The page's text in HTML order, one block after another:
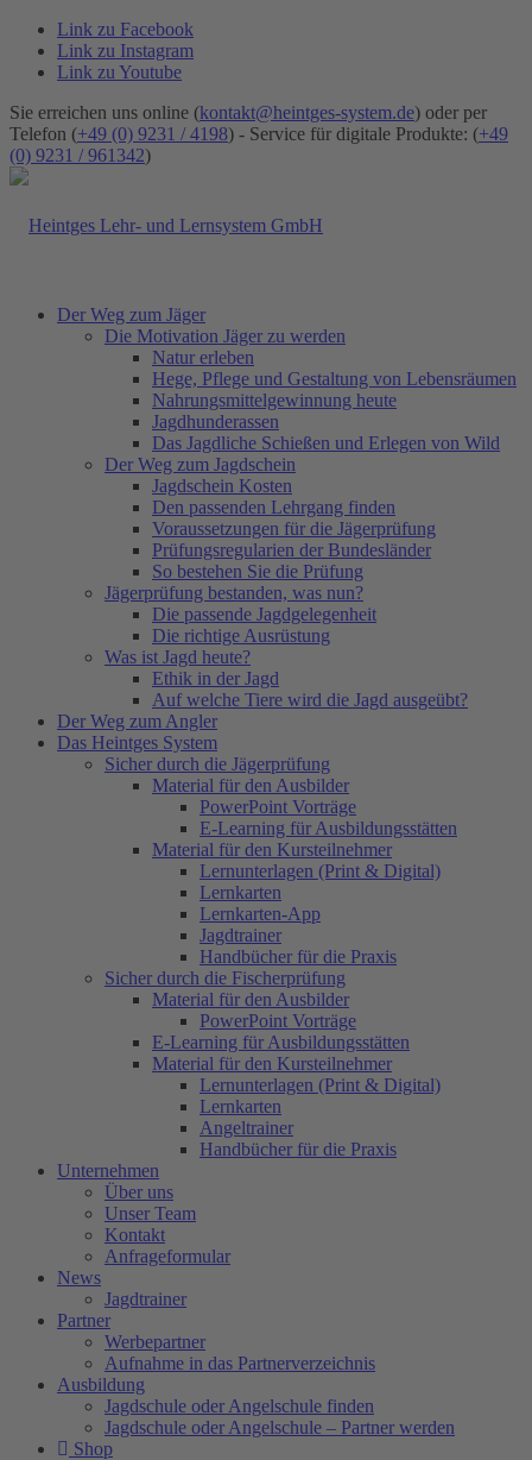
Link zu Facebook
Link zu Instagram
Link zu Youtube
Sie erreichen uns online (kontakt@heintges-system.de) oder per
Telefon (+49 (0) 9231 / 4198) - Service für digitale Produkte: (+49
(0) 9231 / 961342)
Der Weg zum Jäger
Die Motivation Jäger zu werden
Natur erleben
Hege, Pflege und Gestaltung von Lebensräumen
Nahrungsmittelgewinnung heute
Jagdhunderassen
Das Jagdliche Schießen und Erlegen von Wild
Der Weg zum Jagdschein
Jagdschein Kosten
Den passenden Lehrgang finden
Voraussetzungen für die Jägerprüfung
Prüfungsregularien der Bundesländer
So bestehen Sie die Prüfung
Jägerprüfung bestanden, was nun?
Die passende Jagdgelegenheit
Die richtige Ausrüstung
Was ist Jagd heute?
Ethik in der Jagd
Auf welche Tiere wird die Jagd ausgeübt?
Der Weg zum Angler
Das Heintges System
Sicher durch die Jägerprüfung
Material für den Ausbilder
PowerPoint Vorträge
E-Learning für Ausbildungsstätten
Material für den Kursteilnehmer
Lernunterlagen (Print & Digital)
Lernkarten
Lernkarten-App
Jagdtrainer
Handbücher für die Praxis
Sicher durch die Fischerprüfung
Material für den Ausbilder
PowerPoint Vorträge
E-Learning für Ausbildungsstätten
Material für den Kursteilnehmer
Lernunterlagen (Print & Digital)
Lernkarten
Angeltrainer
Handbücher für die Praxis
Unternehmen
Über uns
Unser Team
Kontakt
Anfrageformular
News
Jagdtrainer
Partner
Werbepartner
Aufnahme in das Partnerverzeichnis
Ausbildung
Jagdschule oder Angelschule finden
Jagdschule oder Angelschule – Partner werden
Shop